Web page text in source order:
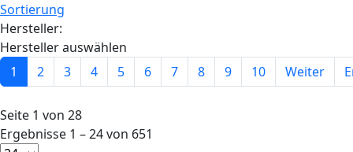
Sortierung
Hersteller:
Hersteller auswählen
1
2 3 4 5 6 7 8 9 10 Weiter
Seite 1 von 28
Ergebnisse 1 – 24 von 651